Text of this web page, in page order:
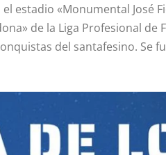
estadio «Monumental José
de la Liga Profesional de
del santafesino. Se